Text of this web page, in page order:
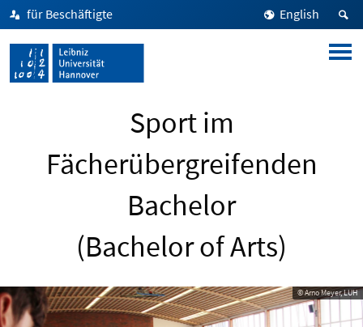
für Beschäftigte English
Sport im
Fächerübergreifenden
Bachelor
(Bachelor of Arts)
© Arno Meyer, LUH